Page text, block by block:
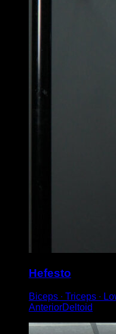
Hefesto
Biceps ∙ Triceps ∙
AnteriorDeltoid